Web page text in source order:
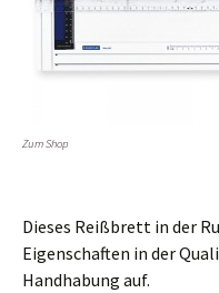
Zum Shop
Dieses Reißbrett in der
Eigenschaften in der
Handhabung auf.